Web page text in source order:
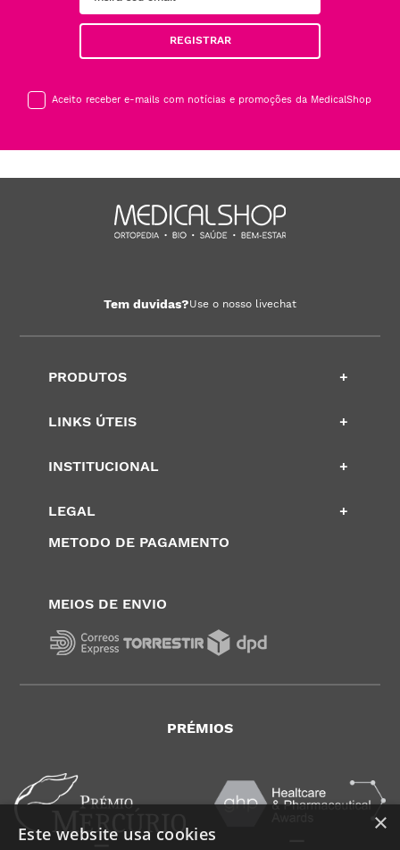
REGISTRAR
Aceito receber e-mails com notícias e promoções da MedicalShop
Tem duvidas?Use o nosso livechat
PRODUTOS +
LINKS ÚTEIS +
INSTITUCIONAL +
LEGAL
+
METODO DE PAGAMENTO
MEIOS DE ENVIO
PRÉMIOS
×
Este website usa cookies